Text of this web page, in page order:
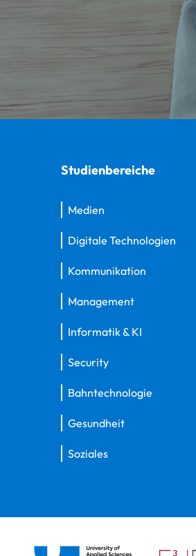
Studienbereiche
Medien
Digitale Technologien
Kommunikation
Management
Informatik & KI
Security
Bahntechnologie
Gesundheit
Soziales